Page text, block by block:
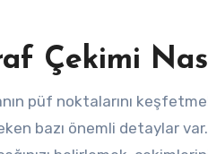
Çekimi
bazı önemli detaylar